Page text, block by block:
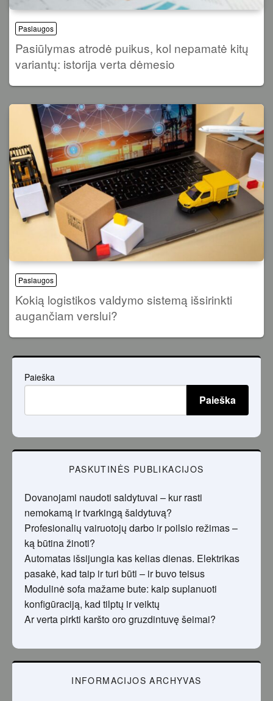
Paslaugos
Pasiūlymas atrodė puikus, kol nepamatė kitų
variantų: istorija verta dėmesio
Paslaugos
Kokią logistikos valdymo sistemą išsirinkti
augančiam verslui?
Paieška
Paieška
PASKUTINĖS PUBLIKACIJOS
Dovanojami naudoti saldytuvai – kur rasti
nemokamą ir tvarkingą šaldytuvą?
Profesionalių vairuotojų darbo ir poilsio režimas –
ką būtina žinoti?
Automatas išsijungia kas kelias dienas. Elektrikas
pasakė, kad taip ir turi būti – ir buvo teisus
Modulinė sofa mažame bute: kaip suplanuoti
konfigūraciją, kad tilptų ir veiktų
Ar verta pirkti karšto oro gruzdintuvę šeimai?
INFORMACIJOS ARCHYVAS